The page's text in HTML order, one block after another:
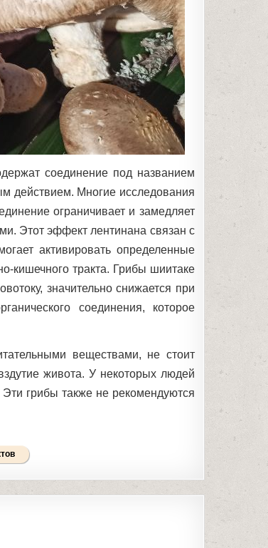
соединение под названием
действием. Многие исследования
ограничивает и замедляет
Этот эффект лентинана связан с
активировать определенные
кишечного тракта. Грибы шиитаке
значительно снижается при
соединения, которое
веществами, не стоит
живота. У некоторых людей
грибы также не рекомендуются